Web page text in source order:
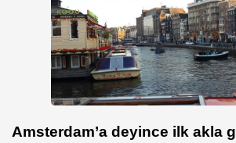
Amsterdam’a deyince ilk akla